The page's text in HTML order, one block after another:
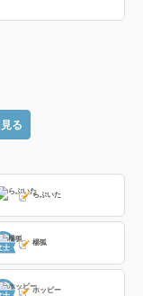
る
らぶいた
士
楊狐
ホッピー